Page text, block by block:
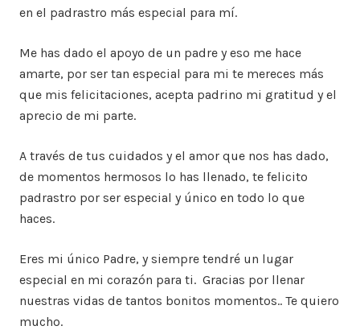
en el padrastro más especial para mí.
Me has dado el apoyo de un padre y eso me hace
amarte, por ser tan especial para mi te mereces más
que mis felicitaciones, acepta padrino mi gratitud y el
aprecio de mi parte.
A través de tus cuidados y el amor que nos has dado,
de momentos hermosos lo has llenado, te felicito
padrastro por ser especial y único en todo lo que
haces.
Eres mi único Padre, y siempre tendré un lugar
especial en mi corazón para ti. Gracias por llenar
nuestras vidas de tantos bonitos momentos.. Te quiero
mucho.